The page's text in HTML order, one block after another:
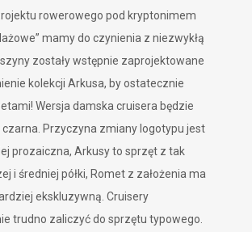
rowerowego pod kryptonimem
mamy do czynienia z niezwykłą
zostały wstępnie zaprojektowane
kolekcji Arkusa, by ostatecznie
Wersja damska cruisera będzie
czarna. Przyczyna zmiany logotypu jest
prozaiczna, Arkusy to sprzęt z tak
i średniej półki, Romet z założenia ma
ekskluzywną. Cruisery
trudno zaliczyć do sprzętu typowego.